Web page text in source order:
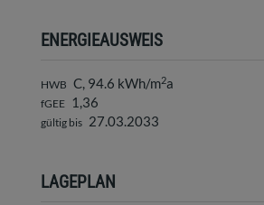
ENERGIEAUSWEIS
HWB C, 94.6 kWh/m2a
fGEE 1,36
gültig bis 27.03.2033
LAGEPLAN